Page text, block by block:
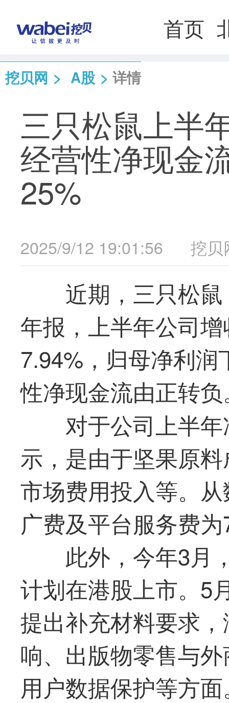
首页
挖贝网 > A股 > 详情
三只松鼠上半
经营性净现金
25%
2025/9/12 19:01:56 挖贝
近期， 三只松鼠
年报，上半年公司
7.94%，归母净利
性净现金流由正转
对于公司上半
示，是由于坚果原
市场费用投入等。
广费及平台服务费
此外，今年3月
计划在港股上市。5
提出补充材料要求
响、出版物零售与
用户数据保护等方